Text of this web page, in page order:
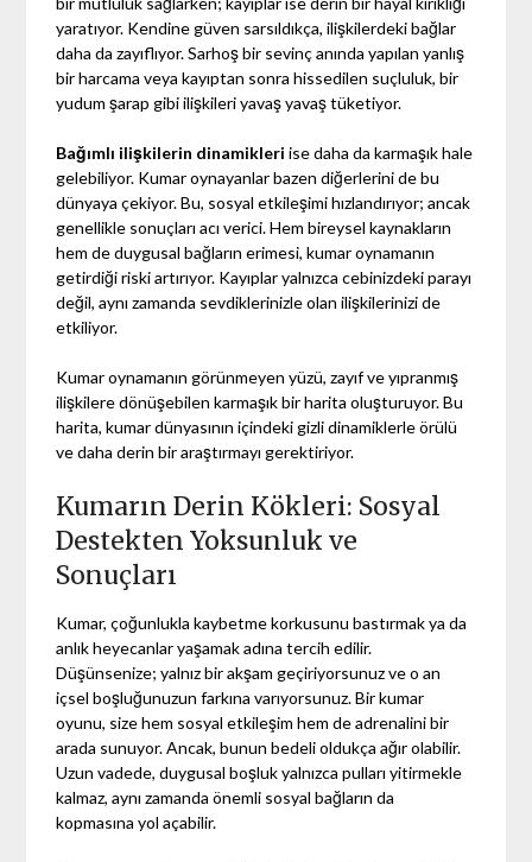
yaratıyor. Kendine güven sarsıldıkça, ilişkilerdeki bağlar
daha da zayıflıyor. Sarhoş bir sevinç anında yapılan yanlış
bir harcama veya kayıptan sonra hissedilen suçluluk, bir
yudum şarap gibi ilişkileri yavaş yavaş tüketiyor.
Bağımlı ilişkilerin dinamikleri ise daha da karmaşık hale
gelebiliyor. Kumar oynayanlar bazen diğerlerini de bu
dünyaya çekiyor. Bu, sosyal etkileşimi hızlandırıyor; ancak
genellikle sonuçları acı verici. Hem bireysel kaynakların
hem de duygusal bağların erimesi, kumar oynamanın
getirdiği riski artırıyor. Kayıplar yalnızca cebinizdeki parayı
değil, aynı zamanda sevdiklerinizle olan ilişkilerinizi de
etkiliyor.
Kumar oynamanın görünmeyen yüzü, zayıf ve yıpranmış
ilişkilere dönüşebilen karmaşık bir harita oluşturuyor. Bu
harita, kumar dünyasının içindeki gizli dinamiklerle örülü
ve daha derin bir araştırmayı gerektiriyor.
Kumarın Derin Kökleri: Sosyal
Destekten Yoksunluk ve
Sonuçları
Kumar, çoğunlukla kaybetme korkusunu bastırmak ya da
anlık heyecanlar yaşamak adına tercih edilir.
Düşünsenize; yalnız bir akşam geçiriyorsunuz ve o an
içsel boşluğunuzun farkına varıyorsunuz. Bir kumar
oyunu, size hem sosyal etkileşim hem de adrenalini bir
arada sunuyor. Ancak, bunun bedeli oldukça ağır olabilir.
Uzun vadede, duygusal boşluk yalnızca pulları yitirmekle
kalmaz, aynı zamanda önemli sosyal bağların da
kopmasına yol açabilir.